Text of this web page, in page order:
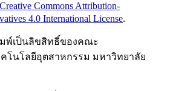
Creative Commons Attribution-
4.0 International License.
พ์เป็นลิขสิทธิ์ของคณะ
โนโลยีอุตสาหกรรม มหาวิทยาลัย